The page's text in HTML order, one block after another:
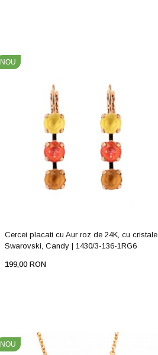
NOU
Cercei placati cu Aur roz de 24K, cu cristale
Swarovski, Candy | 1430/3-136-1RG6
199,00 RON
NOU